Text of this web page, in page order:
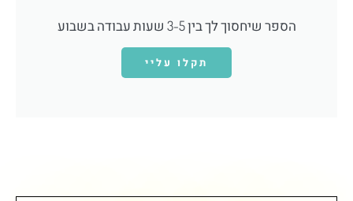
הספר שיחסוך לך בין 3-5 שעות עבודה בשבוע
תקלו עליי